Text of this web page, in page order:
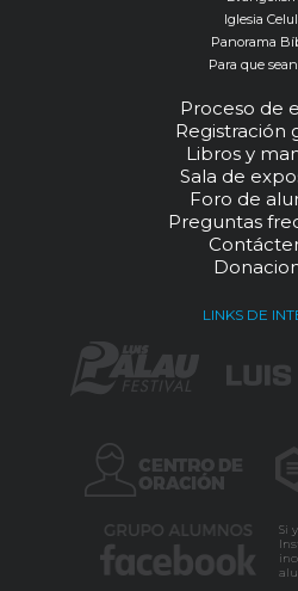
Iglesia
Panorama
Para que
Proceso de
Registración
Libros y
Sala de
Foro de
Preguntas
LINKS DE
Si